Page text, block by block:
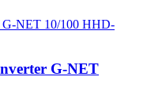
G-NET